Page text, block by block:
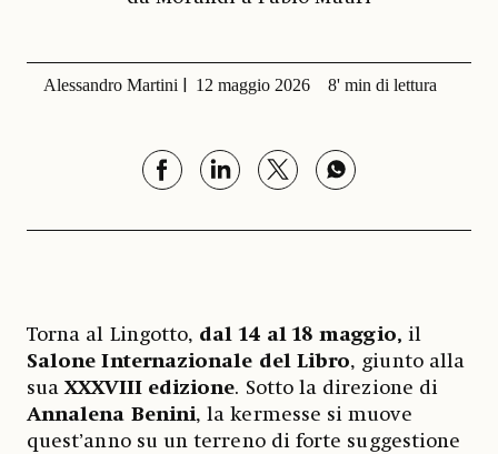
Alessandro Martini 12 maggio 2026 8' min di lettura
Torna al Lingotto, dal 14 al 18 maggio, il
Salone Internazionale del Libro, giunto alla
suaXXXVIII edizione. Sotto la direzione di
Annalena Benini, la kermesse si muove
quest’anno su un terreno di forte suggestione